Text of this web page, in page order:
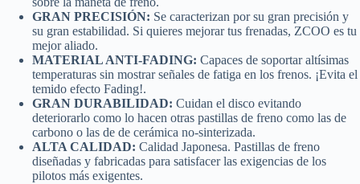
GRAN PRECISIÓN: Se caracterizan por su gran precisión y
su gran estabilidad. Si quieres mejorar tus frenadas, ZCOO es tu
mejor aliado.
MATERIAL ANTI-FADING: Capaces de soportar altísimas
temperaturas sin mostrar señales de fatiga en los frenos. ¡Evita el
temido efecto Fading!.
GRAN DURABILIDAD: Cuidan el disco evitando
deteriorarlo como lo hacen otras pastillas de freno como las de
carbono o las de de cerámica no-sinterizada.
ALTA CALIDAD: Calidad Japonesa. Pastillas de freno
diseñadas y fabricadas para satisfacer las exigencias de los
pilotos más exigentes.